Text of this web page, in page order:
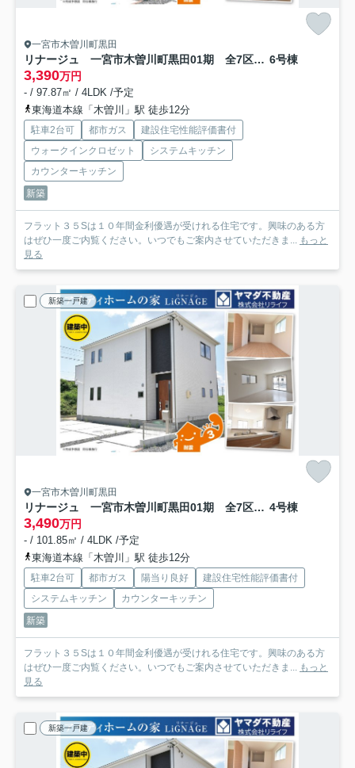
一宮市木曽川町黒田
リナージュ 一宮市木曽川町黒田01期 全7区画分譲 6号棟
3,390万円
- / 97.87㎡ / 4LDK /予定
東海道本線「木曽川」駅 徒歩12分
駐車2台可 都市ガス
建設住宅性能評価書付
ウォークインクロゼット
システムキッチン
カウンターキッチン
新築
フラット３５Sは１０年間金利優遇が受けれる住宅です。興味のある方
はぜひ一度ご内覧ください。いつでもご案内させていただきま... もっと
見る
新築一戸建
一宮市木曽川町黒田
リナージュ 一宮市木曽川町黒田01期 全7区画分譲 4号棟
3,490万円
- / 101.85㎡ / 4LDK /予定
東海道本線「木曽川」駅 徒歩12分
駐車2台可 都市ガス 陽当り良好
建設住宅性能評価書付
システムキッチン
カウンターキッチン
新築
フラット３５Sは１０年間金利優遇が受けれる住宅です。興味のある方
はぜひ一度ご内覧ください。いつでもご案内させていただきま... もっと
見る
新築一戸建